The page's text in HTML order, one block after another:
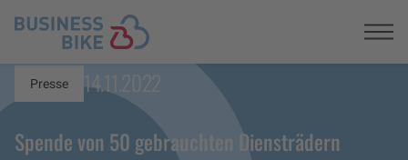
Presse
14.11.2022
Spende von 50 gebrauchten Diensträdern